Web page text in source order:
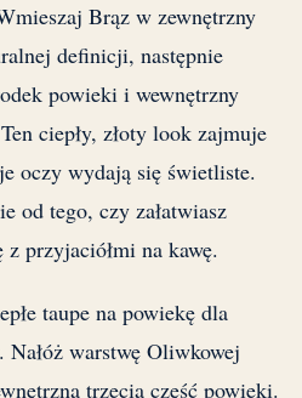
Brąz w zewnętrzny
definicji, następnie
powieki i wewnętrzny
ciepły, złoty look zajmuje
oczy wydają się świetliste.
od tego, czy załatwiasz
przyjaciółmi na kawę.
taupe na powiekę dla
warstwę Oliwkowej
trzecią część powieki.